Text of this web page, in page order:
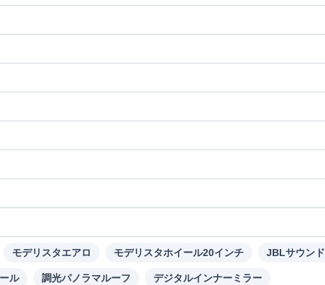
モデリスタエアロ モデリスタホイール20インチ JBLサウンド
ル 調光パノラマルーフ デジタルインナーミラー